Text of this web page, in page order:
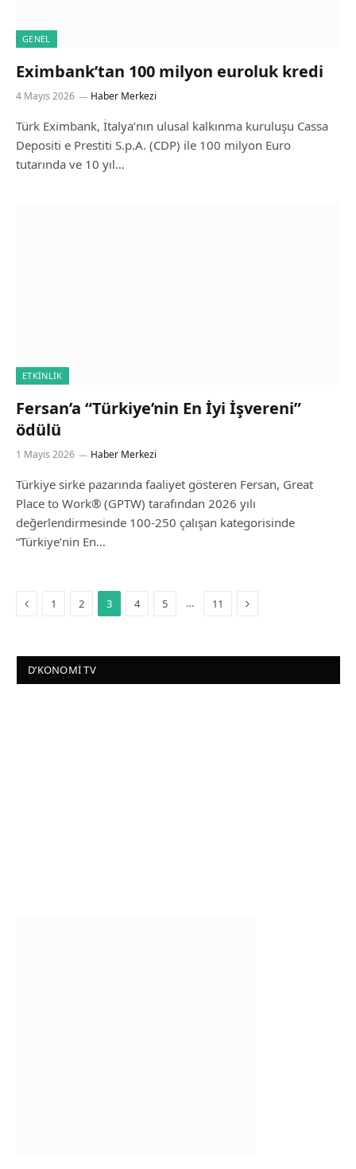
GENEL
Eximbank’tan 100 milyon euroluk kredi
4 Mayıs 2026 Haber Merkezi
Türk Eximbank, İtalya’nın ulusal kalkınma kuruluşu Cassa
Depositi e Prestiti S.p.A. (CDP) ile 100 milyon Euro
tutarında ve 10 yıl…
ETKINLIK
Fersan’a “Türkiye’nin En İyi İşvereni”
ödülü
1 Mayıs 2026 Haber Merkezi
Türkiye sirke pazarında faaliyet gösteren Fersan, Great
Place to Work® (GPTW) tarafından 2026 yılı
değerlendirmesinde 100-250 çalışan kategorisinde
“Türkiye’nin En…
Önceki
1 2 3 4 5 … 11 Sonraki
D’KONOMI TV